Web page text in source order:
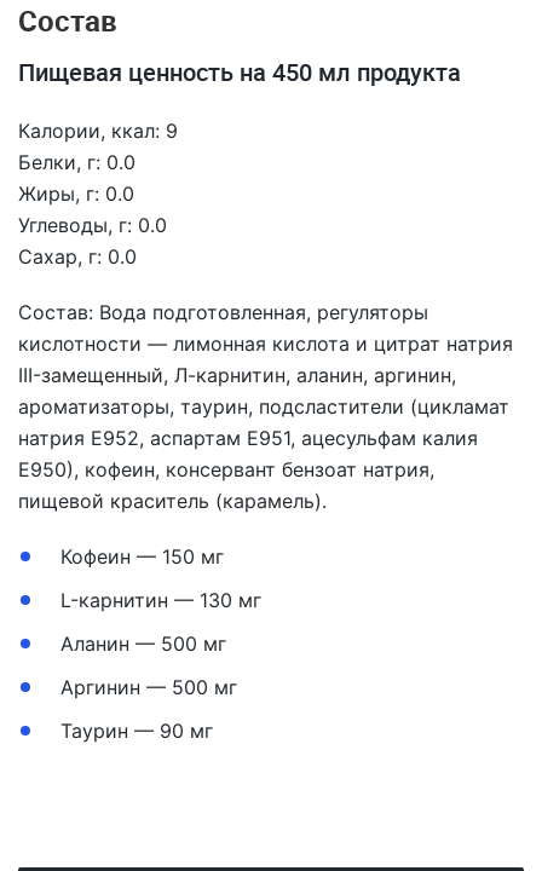
Состав
Пищевая ценность на 450 мл продукта
Калории, ккал: 9
Белки, г: 0.0
Жиры, г: 0.0
Углеводы, г: 0.0
Сахар, г: 0.0
Состав: Вода подготовленная, регуляторы
кислотности — лимонная кислота и цитрат натрия
III-замещенный, Л-карнитин, аланин, аргинин,
ароматизаторы, таурин, подсластители (цикламат
натрия Е952, аспартам Е951, ацесульфам калия
Е950), кофеин, консервант бензоат натрия,
пищевой краситель (карамель).
Кофеин — 150 мг
L-карнитин — 130 мг
Аланин — 500 мг
Аргинин — 500 мг
Таурин — 90 мг